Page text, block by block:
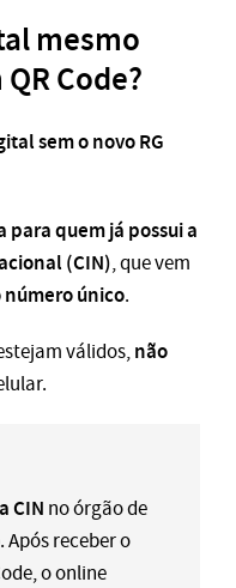
mesmo
Code?
sem o novo RG
para quem já possui a
(CIN), que vem
número único.
válidos,não
CIN no órgão de
receber o
o online